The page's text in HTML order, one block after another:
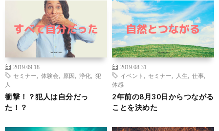
2019.09.18
セミナー
体験会 原因 浄化
犯
人
衝撃！？犯人は自分だっ
た！？
2019.08.31
イベント
セミナー 人生 仕事
体感
2年前の8月30日からつながる
ことを決めた